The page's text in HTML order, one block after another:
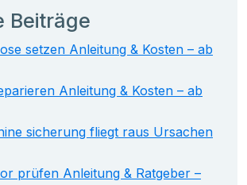
Beiträge
setzen Anleitung & Kosten – ab
Anleitung & Kosten – ab
sicherung fliegt raus Ursachen
prüfen Anleitung & Ratgeber –